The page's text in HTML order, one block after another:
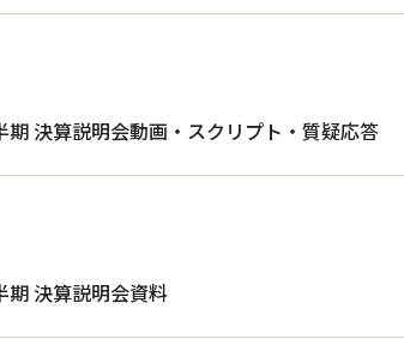
決算説明会動画・スクリプト・質疑応答
期 決算説明会資料